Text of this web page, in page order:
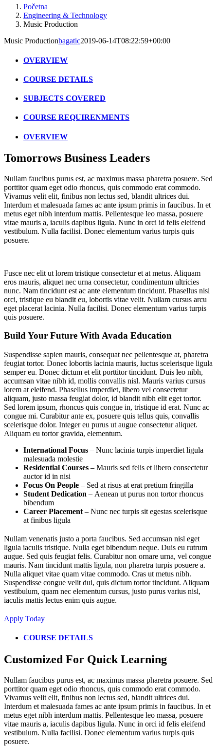
Početna
Engineering & Technology
Music Production
Music Productionbagatic2019-06-14T08:22:59+00:00
OVERVIEW
COURSE DETAILS
SUBJECTS COVERED
COURSE REQUIRENMENTS
OVERVIEW
Tomorrows Business Leaders
Nullam faucibus purus est, ac maximus massa pharetra posuere. Sed
porttitor quam eget odio rhoncus, quis commodo erat commodo.
Vivamus velit elit, finibus non lectus sed, blandit ultrices dui.
Interdum et malesuada fames ac ante ipsum primis in faucibus. In et
metus eget nibh interdum mattis. Pellentesque leo massa, posuere
vitae mauris a, iaculis dapibus ligula. Nunc in orci id felis eleifend
vestibulum. Nulla facilisi. Donec elementum varius turpis quis
posuere.
Fusce nec elit ut lorem tristique consectetur et at metus. Aliquam
eros mauris, aliquet nec urna consectetur, condimentum ultricies
nunc. Nam tincidunt est ac ante elementum tincidunt. Phasellus nisi
orci, tristique eu blandit eu, lobortis vitae velit. Nullam cursus arcu
eget placerat lacinia. Nulla facilisi. Donec elementum varius turpis
quis posuere.
Build Your Future With Avada Education
Suspendisse sapien mauris, consequat nec pellentesque at, pharetra
feugiat tortor. Donec lobortis lacinia mauris, luctus scelerisque ligula
semper eu. Donec dictum et elit porttitor tincidunt. Duis leo nibh,
accumsan vitae nibh id, mollis convallis nisl. Mauris varius cursus
lorem at eleifend. Phasellus imperdiet, libero vel consectetur
aliquam, justo massa feugiat dolor, id blandit nibh elit eget tortor.
Sed lorem ipsum, rhoncus quis congue in, tristique id erat. Nunc ac
congue mi. Curabitur ante ex, posuere quis tellus quis, convallis
scelerisque dolor. Integer eu purus ut augue consectetur aliquet.
Aliquam eu tortor gravida, elementum.
International Focus – Nunc lacinia turpis imperdiet ligula
malesuada molestie
Residential Courses – Mauris sed felis et libero consectetur
auctor id in nisi
Focus On People – Sed at risus at erat pretium fringilla
Student Dedication – Aenean ut purus non tortor rhoncus
bibendum
Career Placement – Nunc nec turpis sit egestas scelerisque
at finibus ligula
Nullam venenatis justo a porta faucibus. Sed accumsan nisl eget
ligula iaculis tristique. Nulla eget bibendum neque. Duis eu rutrum
augue. Sed quis feugiat felis. Curabitur non ornare urna, vel congue
mauris. Nam tincidunt mattis ligula, non pharetra turpis posuere a.
Nulla aliquet vitae quam vitae commodo. Cras ut metus nibh.
Suspendisse congue velit dui, quis dictum tortor tincidunt. Aliquam
vestibulum, quam nec elementum cursus, justo purus varius nisl,
iaculis mattis lectus enim quis augue.
Apply Today
COURSE DETAILS
Customized For Quick Learning
Nullam faucibus purus est, ac maximus massa pharetra posuere. Sed
porttitor quam eget odio rhoncus, quis commodo erat commodo.
Vivamus velit elit, finibus non lectus sed, blandit ultrices dui.
Interdum et malesuada fames ac ante ipsum primis in faucibus. In et
metus eget nibh interdum mattis. Pellentesque leo massa, posuere
vitae mauris a, iaculis dapibus ligula. Nunc in orci id felis eleifend
vestibulum. Nulla facilisi. Donec elementum varius turpis quis
posuere.